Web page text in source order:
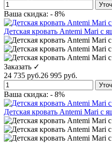
Ваша скидка: - 8%
Детская кровать Antemi Mari с
Заказать ✓
24 735 руб.26 995 руб.
Ваша скидка: - 8%
Детская кровать Antemi Mari с